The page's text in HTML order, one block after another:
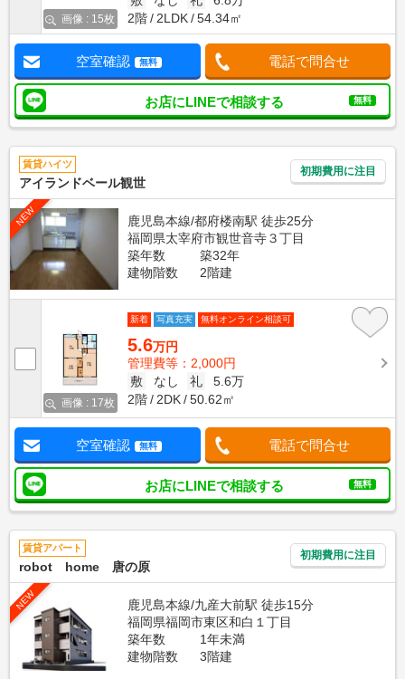
画像 : 15枚
2階
2LDK 54.34㎡
空室確認 無料 電話で問合せ
お店にLINEで相談する 無料
賃貸ハイツ
アイランドベール観世
初期費用に注目
NEW
鹿児島本線/都府楼南駅 徒歩25分
福岡県太宰府市観世音寺３丁目
築年数
築32年
建物階数
2階建
画像 : 17枚
新着 写真充実 無料オンライン相談可
5.6万円
管理費等：2,000円
敷
なし 礼
5.6万
2階
2DK 50.62㎡
空室確認 無料 電話で問合せ
お店にLINEで相談する 無料
賃貸アパート
robot home 唐の原
初期費用に注目
NEW
鹿児島本線/九産大前駅 徒歩15分
福岡県福岡市東区和白１丁目
築年数
1年未満
建物階数
3階建